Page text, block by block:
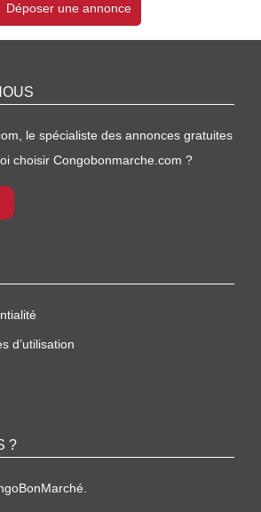
Déposer une annonce
le spécialiste des annonces gratuites
choisir Congobonmarche.com ?
d’utilisation
?